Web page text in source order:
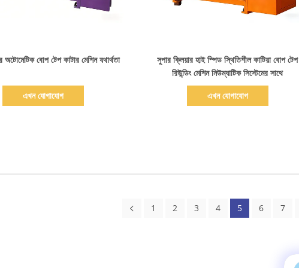
অটোমেটিক বোপ টেপ কাটার মেশিন যথার্থতা
এখন যোগাযোগ
সুপার ক্লিয়ার হাই স্পিড স্থিতিশীল কাটিয়া বোপ টেপ
রিউন্ডিং মেশিন নিউম্যাটিক সিস্টেমের সাথে
এখন যোগাযোগ
1 2 3 4 5 6 7